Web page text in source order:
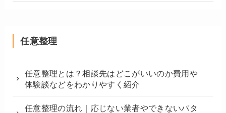
任意整理
任意整理とは？相談先はどこがいいのか費用や
体験談などをわかりやすく紹介
任意整理の流れ｜応じない業者やできないパタ